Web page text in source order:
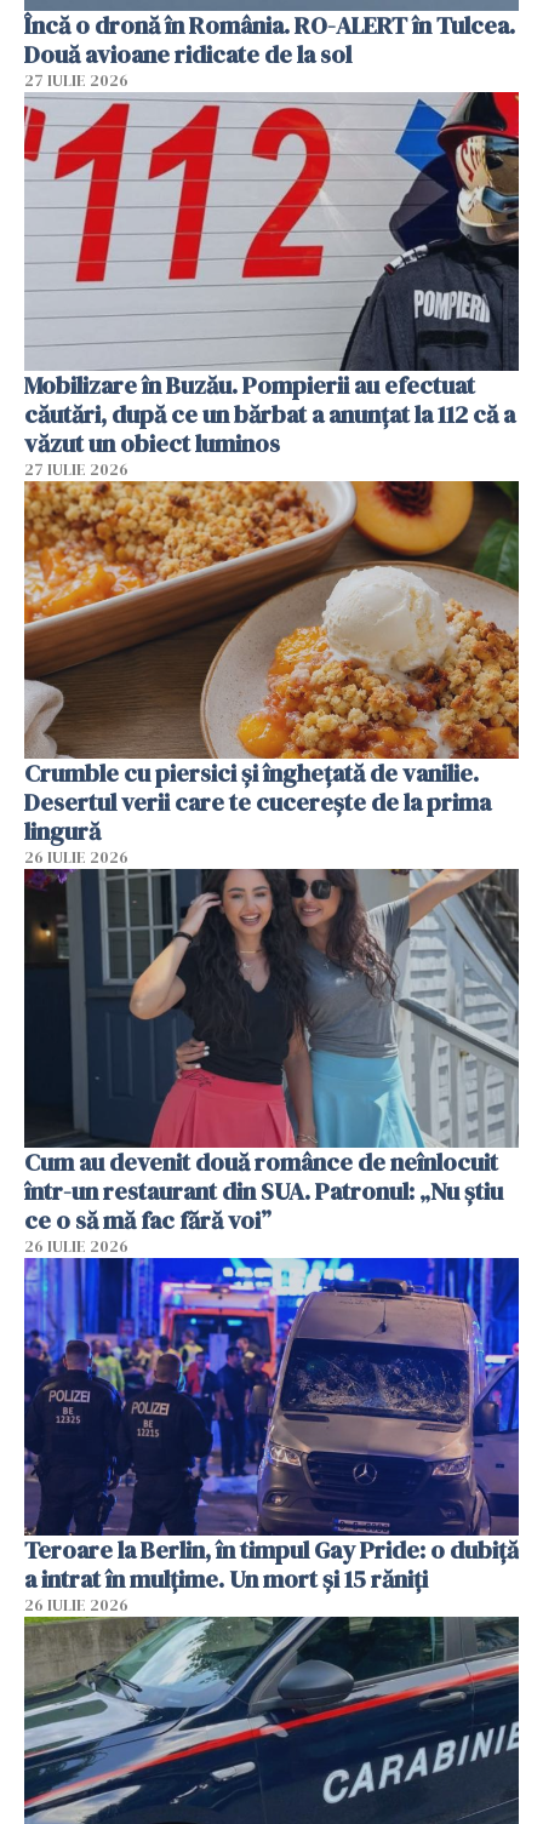
Încă o dronă în România. RO-ALERT în Tulcea.
Două avioane ridicate de la sol
27 IULIE 2026
Mobilizare în Buzău. Pompierii au efectuat
căutări, după ce un bărbat a anunțat la 112 că a
văzut un obiect luminos
27 IULIE 2026
Crumble cu piersici și înghețată de vanilie.
Desertul verii care te cucerește de la prima
lingură
26 IULIE 2026
Cum au devenit două românce de neînlocuit
într-un restaurant din SUA. Patronul: „Nu știu
ce o să mă fac fără voi”
26 IULIE 2026
Teroare la Berlin, în timpul Gay Pride: o dubiță
a intrat în mulțime. Un mort și 15 răniți
26 IULIE 2026